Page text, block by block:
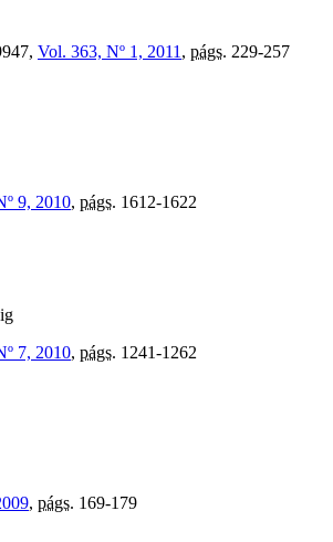
Vol. 363, Nº 1, 2011 , págs. 229-257
9, 2010, págs. 1612-1622
7, 2010, págs. 1241-1262
, págs. 169-179